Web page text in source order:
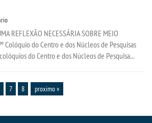
REFLEXÃO NECESSÁRIA SOBRE MEIO
Colóquio do Centro e dos Núcleos de Pesquisas
do Centro e dos Núcleos de Pesquisa...
7 8 proximo »